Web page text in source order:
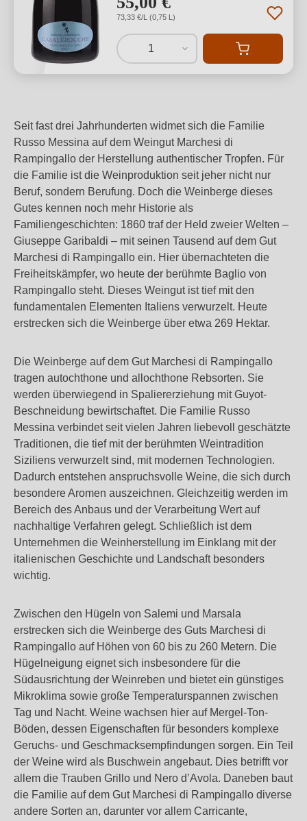
73,33 €/L (0,75 L)
1
Seit fast drei Jahrhunderten widmet sich die Familie
Russo Messina auf dem Weingut Marchesi di
Rampingallo der Herstellung authentischer Tropfen. Für
die Familie ist die Weinproduktion seit jeher nicht nur
Beruf, sondern Berufung. Doch die Weinberge dieses
Gutes kennen noch mehr Historie als
Familiengeschichten: 1860 traf der Held zweier Welten –
Giuseppe Garibaldi – mit seinen Tausend auf dem Gut
Marchesi di Rampingallo ein. Hier übernachteten die
Freiheitskämpfer, wo heute der berühmte Baglio von
Rampingallo steht. Dieses Weingut ist tief mit den
fundamentalen Elementen Italiens verwurzelt. Heute
erstrecken sich die Weinberge über etwa 269 Hektar.
Die Weinberge auf dem Gut Marchesi di Rampingallo
tragen autochthone und allochthone Rebsorten. Sie
werden überwiegend in Spaliererziehung mit Guyot-
Beschneidung bewirtschaftet. Die Familie Russo
Messina verbindet seit vielen Jahren liebevoll geschätzte
Traditionen, die tief mit der berühmten Weintradition
Siziliens verwurzelt sind, mit modernen Technologien.
Dadurch entstehen anspruchsvolle Weine, die sich durch
besondere Aromen auszeichnen. Gleichzeitig werden im
Bereich des Anbaus und der Verarbeitung Wert auf
nachhaltige Verfahren gelegt. Schließlich ist dem
Unternehmen die Weinherstellung im Einklang mit der
italienischen Geschichte und Landschaft besonders
wichtig.
Zwischen den Hügeln von Salemi und Marsala
erstrecken sich die Weinberge des Guts Marchesi di
Rampingallo auf Höhen von 60 bis zu 260 Metern. Die
Hügelneigung eignet sich insbesondere für die
Südausrichtung der Weinreben und bietet ein günstiges
Mikroklima sowie große Temperaturspannen zwischen
Tag und Nacht. Weine wachsen hier auf Mergel-Ton-
Böden, dessen Eigenschaften für besonders komplexe
Geruchs- und Geschmacksempfindungen sorgen. Ein Teil
der Weine wird als Buschwein angebaut. Dies betrifft vor
allem die Trauben Grillo und Nero d’Avola. Daneben baut
die Familie auf dem Gut Marchesi di Rampingallo diverse
andere Sorten an, darunter vor allem Carricante,